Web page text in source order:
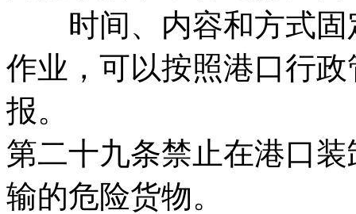
时间、内容和方式固
作业，可以按照港口行
报。
第二十九条禁止在港口
输的危险货物。